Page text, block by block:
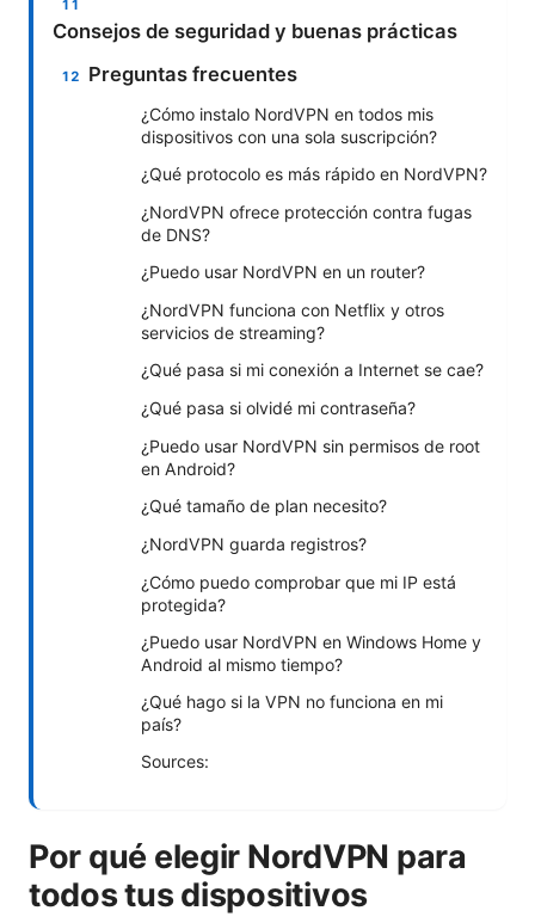
Consejos de seguridad y buenas prácticas
Preguntas frecuentes
¿Cómo instalo NordVPN en todos mis
dispositivos con una sola suscripción?
¿Qué protocolo es más rápido en NordVPN?
¿NordVPN ofrece protección contra fugas
de DNS?
¿Puedo usar NordVPN en un router?
¿NordVPN funciona con Netflix y otros
servicios de streaming?
¿Qué pasa si mi conexión a Internet se cae?
¿Qué pasa si olvidé mi contraseña?
¿Puedo usar NordVPN sin permisos de root
en Android?
¿Qué tamaño de plan necesito?
¿NordVPN guarda registros?
¿Cómo puedo comprobar que mi IP está
protegida?
¿Puedo usar NordVPN en Windows Home y
Android al mismo tiempo?
¿Qué hago si la VPN no funciona en mi
país?
Sources:
Por qué elegir NordVPN para
todos tus dispositivos